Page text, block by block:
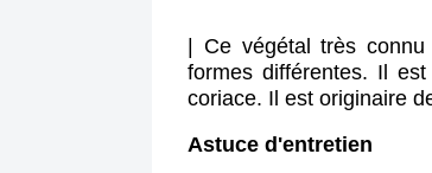
Ce végétal très
formes différentes. Il
coriace. Il est originaire
Astuce d'entretien